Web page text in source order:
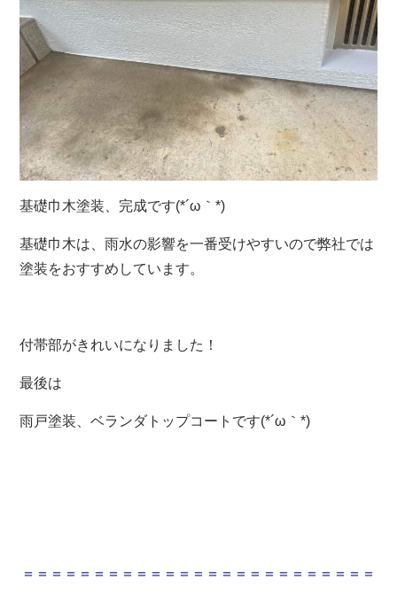
基礎巾木塗装、完成です(*´ω｀*)
基礎巾木は、雨水の影響を一番受けやすいので弊社では
塗装をおすすめしています。
付帯部がきれいになりました！
最後は
雨戸塗装、ベランダトップコートです(*´ω｀*)
＝＝＝＝＝＝＝＝＝＝＝＝＝＝＝＝＝＝＝＝＝＝＝＝＝